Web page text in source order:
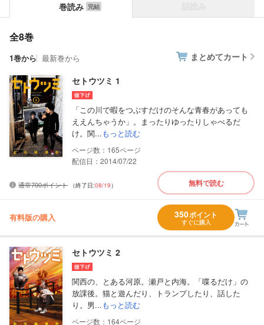
巻読み
全8巻
1巻から 最新巻から まとめてカート
セトウツミ 1
「この川で暇をつぶすだけのそんな青春があっても
ええんちゃうか」。まったりゆったりしゃべるだ
け。関...もっと読む
165
配信日：2014/07/22
通常700ポイント （終了日:08/19） 無料で読む
有料版の購入 350ポイント
すぐに購入
セトウツミ 2
関西の、とある河原。瀬戸と内海。「喋るだけ」の
放課後。猫と遊んだり、トランプしたり、話した
り。男...もっと読む
164